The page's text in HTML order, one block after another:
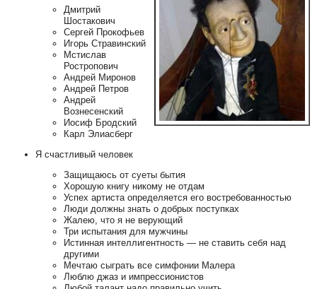
Дмитрий
Шостакович
Сергей Прокофьев
Игорь Стравинский
Мстислав
Ростропович
Андрей Миронов
Андрей Петров
Андрей
Вознесенский
Иосиф Бродский
Карл Элиасберг
Я счастливый человек
Защищаюсь от суеты бытия
Хорошую книгу никому не отдам
Успех артиста определяется его востребованностью
Люди должны знать о добрых поступках
Жалею, что я не верующий
Три испытания для мужчины
Истинная интеллигентность — не ставить себя над
другими
Мечтаю сыграть все симфонии Малера
Люблю джаз и импрессионистов